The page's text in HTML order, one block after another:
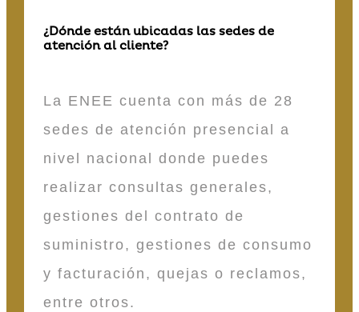
¿Dónde están ubicadas las sedes de
atención al cliente?
La ENEE cuenta con más de 28
sedes de atención presencial a
nivel nacional donde puedes
realizar consultas generales,
gestiones del contrato de
suministro, gestiones de consumo
y facturación, quejas o reclamos,
entre otros.